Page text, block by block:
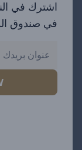
اشترك في
في صندوق